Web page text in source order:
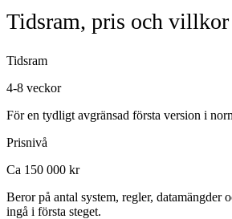
Tidsram, pris och villkor
Tidsram
4-8 veckor
För en tydligt avgränsad första version i
Prisnivå
Ca 150 000 kr
Beror på antal system, regler, datamängder
ingå i första steget.